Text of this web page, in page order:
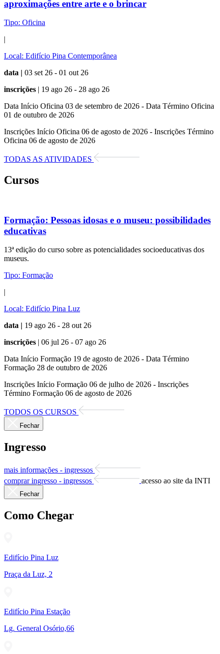
aproximações entre arte e o brincar
Tipo: Oficina
|
Local: Edifício Pina Contemporânea
data | 03 set 26 - 01 out 26
inscrições | 19 ago 26 - 28 ago 26
Data Início Oficina 03 de setembro de 2026 - Data Término Oficina
01 de outubro de 2026
Inscrições Início Oficina 06 de agosto de 2026 - Inscrições Término
Oficina 06 de agosto de 2026
TODAS AS ATIVIDADES
Cursos
Formação: Pessoas idosas e o museu: possibilidades
educativas
13ª edição do curso sobre as potencialidades socioeducativas dos
museus.
Tipo: Formação
|
Local: Edifício Pina Luz
data | 19 ago 26 - 28 out 26
inscrições | 06 jul 26 - 07 ago 26
Data Início Formação 19 de agosto de 2026 - Data Término
Formação 28 de outubro de 2026
Inscrições Início Formação 06 de julho de 2026 - Inscrições
Término Formação 06 de agosto de 2026
TODOS OS CURSOS
Fechar
Ingresso
mais informações - ingressos
comprar ingresso - ingressos
acesso ao site da INTI
Fechar
Como Chegar
Edifício Pina Luz
Praça da Luz, 2
Edifício Pina Estação
Lg. General Osório,66